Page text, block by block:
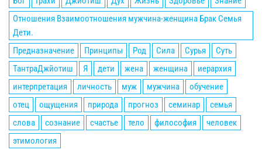
Отношения Взаимоотношения мужчина-женщина Брак Семья
Дети.
Предназначение
Принципы Род Сила Сурья
Суть
ТантраДжйотиш
Я дети жена женщина
иерархия
интерпретация
личность муж мужчина
обучение
отец
ощущения природа прогноз семинар
семья
слова
сознание счастье тело философия
человек
этимология